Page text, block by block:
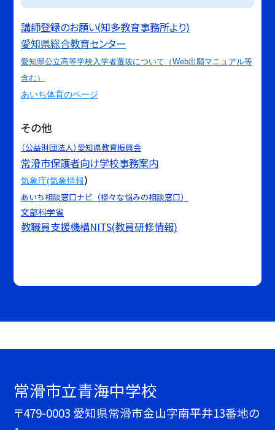
講師登録のお願い(知多教育事務所より)
愛知県総合教育センター
愛知県公立高等学校入学者選抜について（Web出願マニュアル等
含む）
あいち体育のページ
その他
（公益財団法人）愛知県教育振興会
常滑市保護者向け学校事務案内
気象庁(気象情報)
あいち相談窓口ナビ（様々な悩みの相談窓口）
文部科学省
教職員支援機構NITS(教員研修情報)
常滑市立青海中学校
〒479-0003 愛知県常滑市金山字南平井13番地の